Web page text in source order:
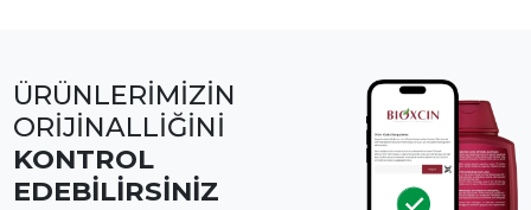
ÜRÜNLERİMİZİN
ORİJİNALLİĞİNİ
KONTROL
EDEBİLİRSİNİZ